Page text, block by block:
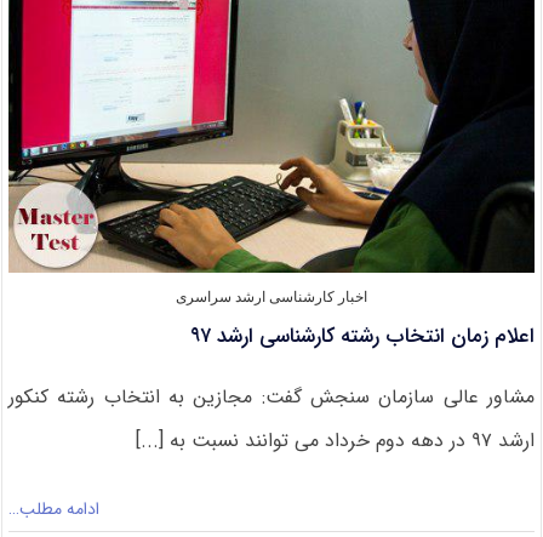
اخبار کارشناسی ارشد سراسری
اعلام زمان انتخاب رشته کارشناسی ارشد ۹۷
مشاور عالی سازمان سنجش گفت: مجازین به انتخاب رشته کنکور
ارشد ۹۷ در دهه دوم خرداد می توانند نسبت به [...]
ادامه مطلب…